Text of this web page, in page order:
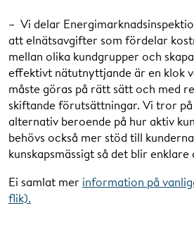
– Vi delar
att elnätsavgifter som fördelar
mellan olika kundgrupper och
effektivt nätutnyttjande är en klok
måste göras på rätt sätt och med
skiftande förutsättningar. Vi tror
alternativ beroende på hur aktiv
behövs också mer stöd till
kunskapsmässigt så det blir
Ei samlat mer information på
flik).